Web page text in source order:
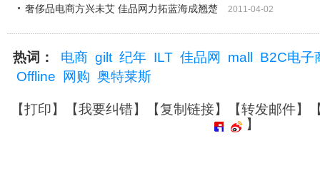
奢侈品电商方兴未艾 佳品网力拓蓝海成翘楚 2011-04-02
热词： 电商 gilt 纪年 ILT 佳品网 mall
B2C电子
Offline
网购 奥特莱斯
【打印】【我要纠错】【复制链接】【转发邮件】
】